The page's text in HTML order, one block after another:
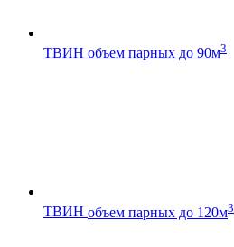
ТВИН объем парных до 90м3
ТВИН объем парных до 120м3